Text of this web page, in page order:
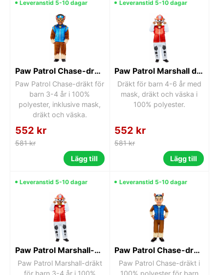
Leveranstid 5-10 dagar
Paw Patrol Chase-dräkt 3-4 år
Paw Patrol Chase-dräkt för
barn 3-4 år i 100%
polyester, inklusive mask,
dräkt och väska.
552 kr
581 kr
Lägg till
Leveranstid 5-10 dagar
Paw Patrol Marshall dräkt 4-6 år
Dräkt för barn 4-6 år med
mask, dräkt och väska i
100% polyester.
552 kr
581 kr
Lägg till
Leveranstid 5-10 dagar
Paw Patrol Marshall-dräkt 3-4 år
Paw Patrol Marshall-dräkt
Leveranstid 5-10 dagar
Paw Patrol Chase-dräkt 18-24 månader
Paw Patrol Chase-dräkt i